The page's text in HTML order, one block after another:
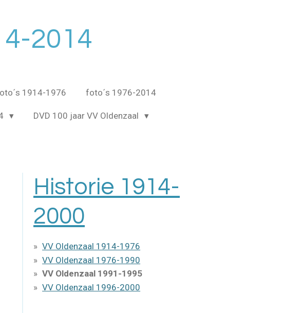
2014
1914-1976 foto´s 1976-2014
DVD 100 jaar VV Oldenzaal
Historie 1914-
2000
VV Oldenzaal 1914-1976
VV Oldenzaal 1976-1990
VV Oldenzaal 1991-1995
VV Oldenzaal 1996-2000